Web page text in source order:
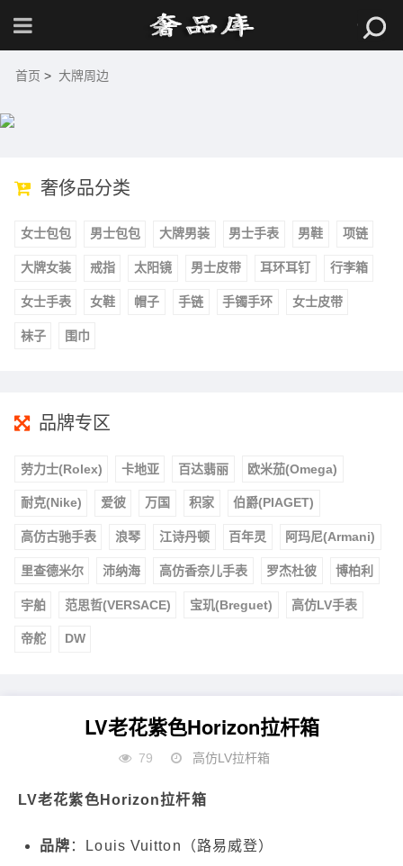
首页 > 大牌周边
奢侈品分类
女士包包 男士包包 大牌男装 男士手表 男鞋 项链
大牌女装 戒指 太阳镜 男士皮带 耳环耳钉 行李箱
女士手表 女鞋 帽子 手链 手镯手环 女士皮带
袜子 围巾
品牌专区
劳力士(Rolex) 卡地亚 百达翡丽 欧米茄(Omega)
耐克(Nike) 爱彼 万国 积家 伯爵(PIAGET)
高仿古驰手表 浪琴 江诗丹顿 百年灵 阿玛尼(Armani)
里查德米尔 沛纳海 高仿香奈儿手表 罗杰杜彼 博柏利
宇舶 范思哲(VERSACE) 宝玑(Breguet) 高仿LV手表
帝舵 DW
LV老花紫色Horizon拉杆箱
79 高仿LV拉杆箱
LV老花紫色Horizon拉杆箱
品牌 ：Louis Vuitton（路易威登）